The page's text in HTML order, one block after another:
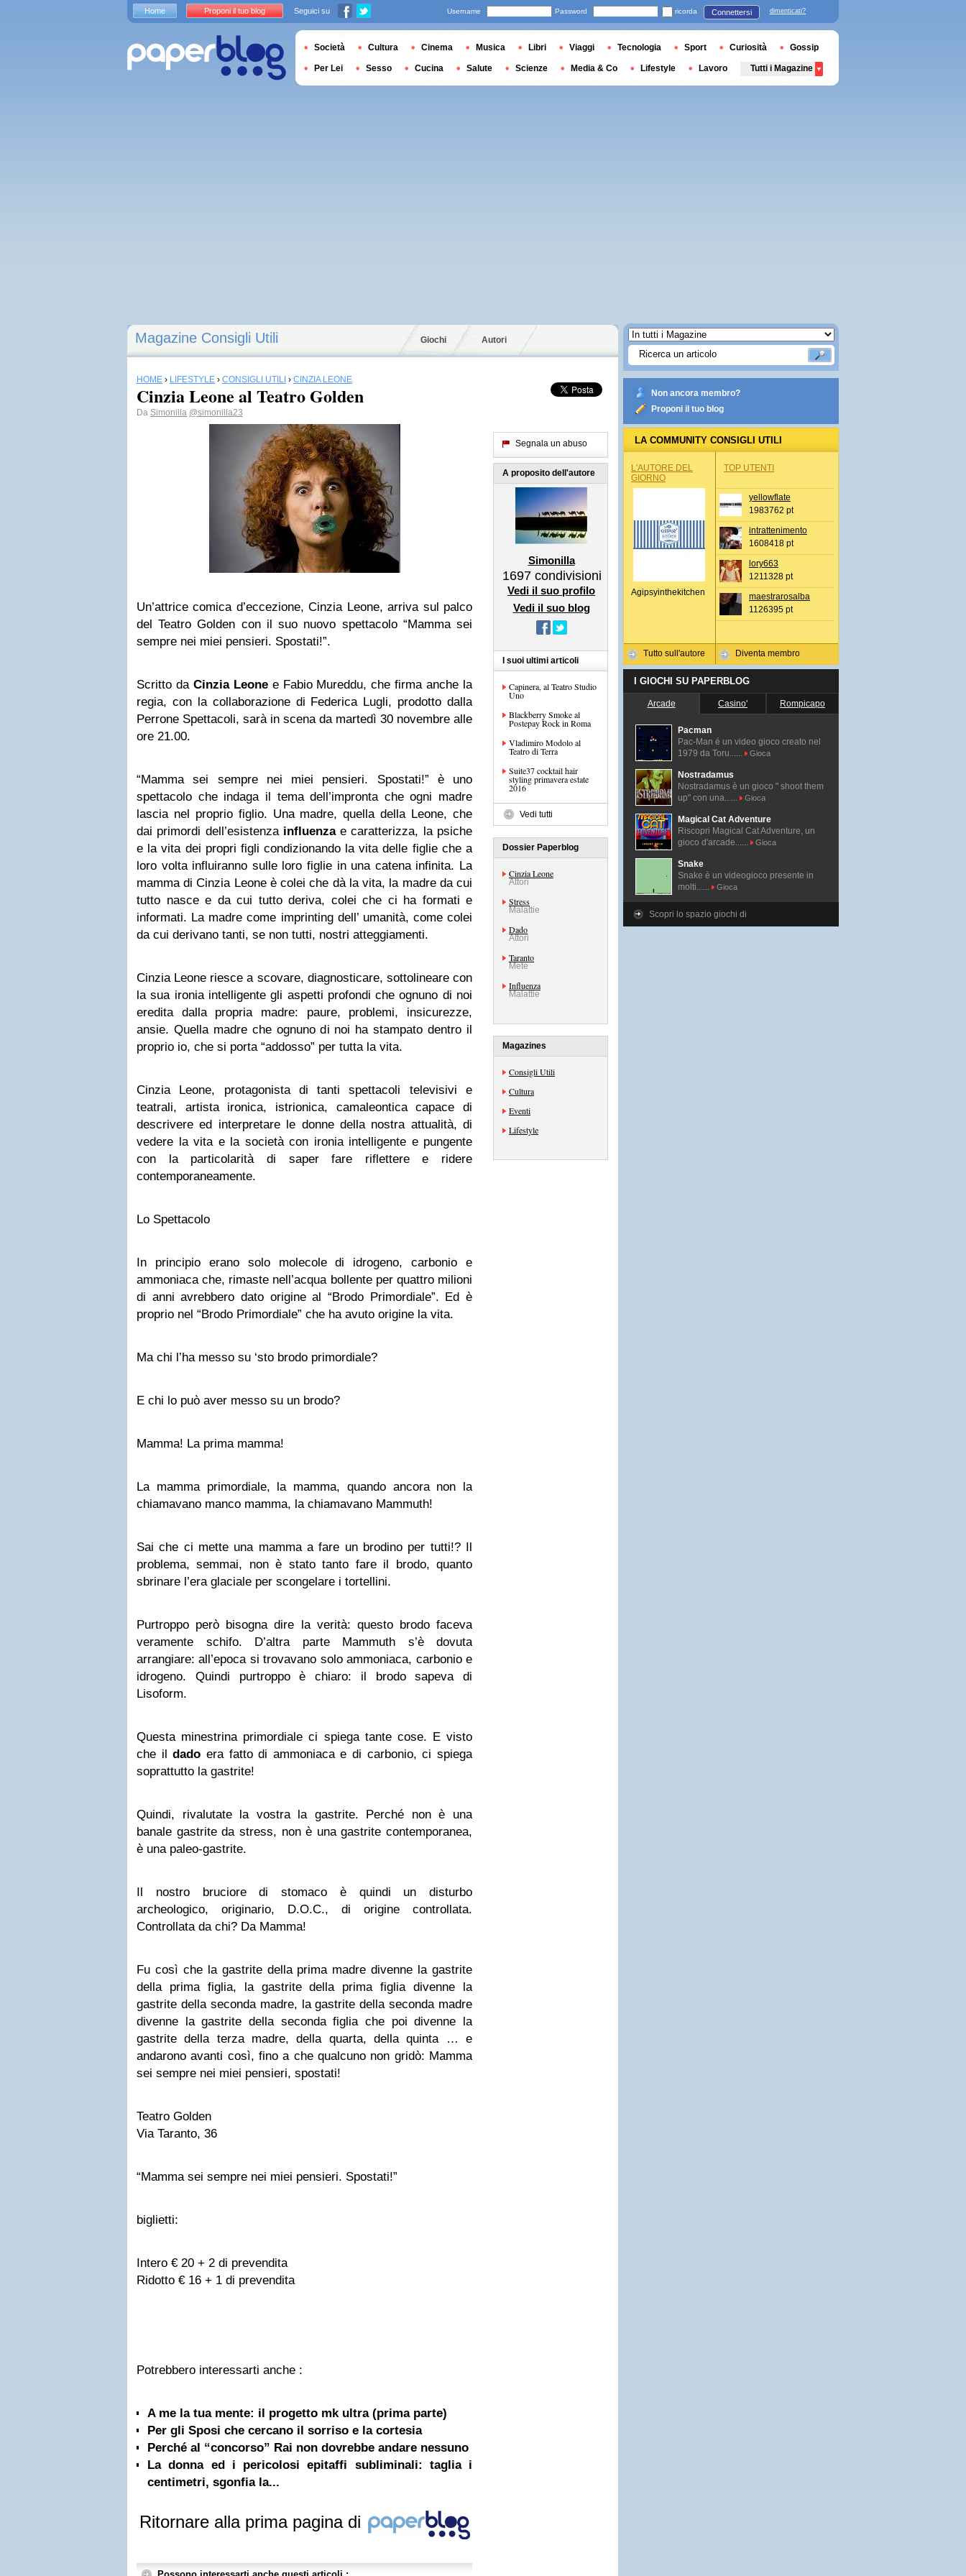
Magazine Consigli Utili Giochi Autori
HOME › LIFESTYLE › CONSIGLI UTILI › CINZIA LEONE
Cinzia Leone al Teatro Golden
Da Simonilla @simonilla23
Un’attrice comica d’eccezione, Cinzia Leone, arriva sul palco
del Teatro Golden con il suo nuovo spettacolo “Mamma sei
sempre nei miei pensieri. Spostati!”.
Scritto da Cinzia Leonee Fabio Mureddu, che firma anche la
regia, con la collaborazione di Federica Lugli, prodotto dalla
Perrone Spettacoli, sarà in scena da martedì 30 novembre alle
ore 21.00.
“Mamma sei sempre nei miei pensieri. Spostati!” è uno
spettacolo che indaga il tema dell’impronta che ogni madre
lascia nel proprio figlio. Una madre, quella della Leone, che
dai primordi dell’esistenza influenzae caratterizza, la psiche
e la vita dei propri figli condizionando la vita delle figlie che a
loro volta influiranno sulle loro figlie in una catena infinita. La
mamma di Cinzia Leone è colei che dà la vita, la madre da cui
tutto nasce e da cui tutto deriva, colei che ci ha formati e
informati. La madre come imprinting dell’ umanità, come colei
da cui derivano tanti, se non tutti, nostri atteggiamenti.
Cinzia Leone riesce a scovare, diagnosticare, sottolineare con
la sua ironia intelligente gli aspetti profondi che ognuno di noi
eredita dalla propria madre: paure, problemi, insicurezze,
ansie. Quella madre che ognuno di noi ha stampato dentro il
proprio io, che si porta “addosso” per tutta la vita.
Cinzia Leone, protagonista di tanti spettacoli televisivi e
teatrali, artista ironica, istrionica, camaleontica capace di
descrivere ed interpretare le donne della nostra attualità, di
vedere la vita e la società con ironia intelligente e pungente
con la particolarità di saper fare riflettere e ridere
contemporaneamente.
Lo Spettacolo
In principio erano solo molecole di idrogeno, carbonio e
ammoniaca che, rimaste nell’acqua bollente per quattro milioni
di anni avrebbero dato origine al “Brodo Primordiale”. Ed è
proprio nel “Brodo Primordiale” che ha avuto origine la vita.
Ma chi l’ha messo su ‘sto brodo primordiale?
E chi lo può aver messo su un brodo?
Mamma! La prima mamma!
La mamma primordiale, la mamma, quando ancora non la
chiamavano manco mamma, la chiamavano Mammuth!
Sai che ci mette una mamma a fare un brodino per tutti!? Il
problema, semmai, non è stato tanto fare il brodo, quanto
sbrinare l’era glaciale per scongelare i tortellini.
Purtroppo però bisogna dire la verità: questo brodo faceva
veramente schifo. D’altra parte Mammuth s’è dovuta
arrangiare: all’epoca si trovavano solo ammoniaca, carbonio e
idrogeno. Quindi purtroppo è chiaro: il brodo sapeva di
Lisoform.
Questa minestrina primordiale ci spiega tante cose. E visto
che ildado era fatto di ammoniaca e di carbonio, ci spiega
soprattutto la gastrite!
Quindi, rivalutate la vostra la gastrite. Perché non è una
banale gastrite da stress, non è una gastrite contemporanea,
è una paleo-gastrite.
Il nostro bruciore di stomaco è quindi un disturbo
archeologico, originario, D.O.C., di origine controllata.
Controllata da chi? Da Mamma!
Fu così che la gastrite della prima madre divenne la gastrite
della prima figlia, la gastrite della prima figlia divenne la
gastrite della seconda madre, la gastrite della seconda madre
divenne la gastrite della seconda figlia che poi divenne la
gastrite della terza madre, della quarta, della quinta … e
andarono avanti così, fino a che qualcuno non gridò: Mamma
sei sempre nei miei pensieri, spostati!
Teatro Golden
Via Taranto, 36
“Mamma sei sempre nei miei pensieri. Spostati!”
biglietti:
Intero € 20 + 2 di prevendita
Ridotto € 16 + 1 di prevendita
Potrebbero interessarti anche :
A me la tua mente: il progetto mk ultra (prima parte)
Per gli Sposi che cercano il sorriso e la cortesia
Perché al “concorso” Rai non dovrebbe andare nessuno
La donna ed i pericolosi epitaffi subliminali: taglia i
centimetri, sgonfia la...
Ritornare alla prima pagina di
Segnala un abuso
A proposito dell'autore
Simonilla
1697 condivisioni
Vedi il suo profilo
Vedi il suo blog
I suoi ultimi articoli
Capinera, al Teatro Studio
Uno
Blackberry Smoke al
Postepay Rock in Roma
Vladimiro Modolo al
Teatro di Terra
Suite37 cocktail hair
styling primavera estate
2016
Vedi tutti
Dossier Paperblog
Cinzia Leone
Attori
Stress
Malattie
Dado
Attori
Taranto
Mete
Influenza
Malattie
Magazines
Consigli Utili
Cultura
Eventi
Lifestyle
Non ancora membro?
Proponi il tuo blog
LA COMMUNITY CONSIGLI UTILI
L'AUTORE DEL
GIORNO
Agipsyinthekitchen
Tutto sull'autore
TOP UTENTI
yellowflate
1983762 pt
intrattenimento
1608418 pt
lory663
1211328 pt
maestrarosalba
1126395 pt
Diventa membro
I GIOCHI SU PAPERBLOG
Arcade Casino' Rompicapo
Pacman
Pac-Man é un video gioco creato nel
1979 da Toru......
Gioca
Nostradamus
Nostradamus è un gioco " shoot them
up" con una......
Gioca
Magical Cat Adventure
Riscopri Magical Cat Adventure, un
gioco d'arcade......
Gioca
Snake
Snake è un videogioco presente in
molti......
Gioca
Scopri lo spazio giochi di
Home Proponi il tuo blog Seguici su Username Password ricorda Connettersi dimenticati?
Società Cultura Cinema Musica Libri Viaggi Tecnologia Sport Curiosità Gossip
Per Lei Sesso Cucina Salute Scienze Media & Co Lifestyle Lavoro Tutti i Magazine